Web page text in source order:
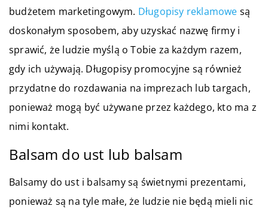
budżetem marketingowym. Długopisy reklamowe są
doskonałym sposobem, aby uzyskać nazwę firmy i
sprawić, że ludzie myślą o Tobie za każdym razem,
gdy ich używają. Długopisy promocyjne są również
przydatne do rozdawania na imprezach lub targach,
ponieważ mogą być używane przez każdego, kto ma z
nimi kontakt.
Balsam do ust lub balsam
Balsamy do ust i balsamy są świetnymi prezentami,
ponieważ są na tyle małe, że ludzie nie będą mieli nic